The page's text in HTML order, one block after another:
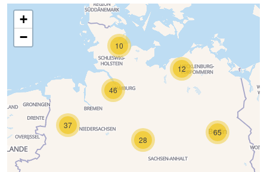
Tatenbank
10
46
37
12
28
65
+
−